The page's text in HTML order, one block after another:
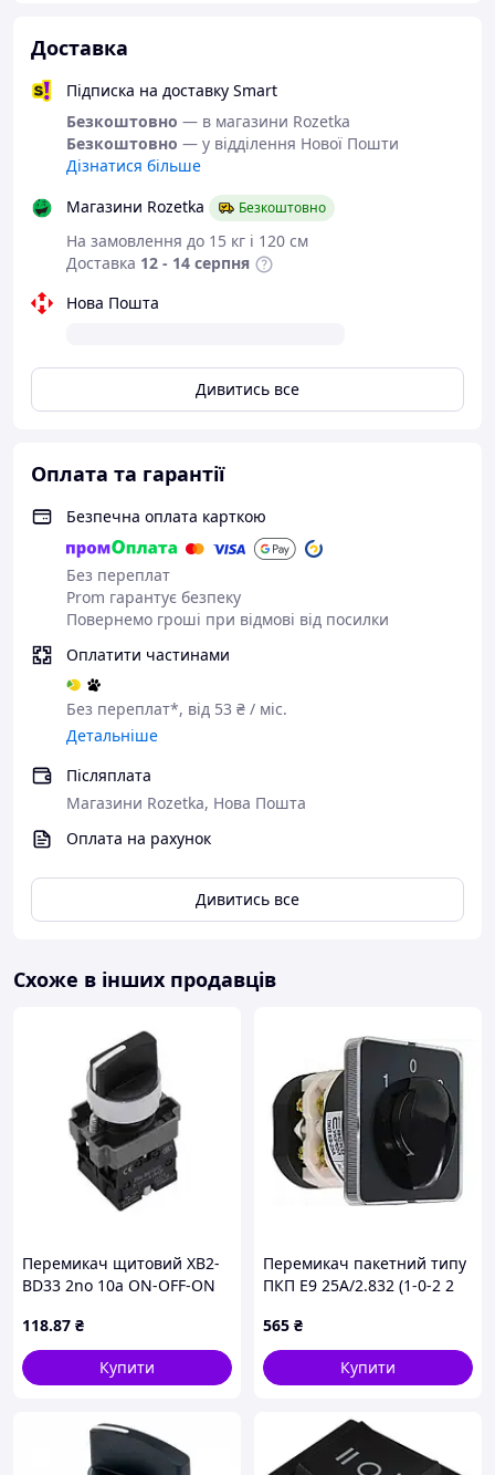
Доставка
Підписка на доставку Smart
Безкоштовно — в магазини Rozetka
Безкоштовно — у відділення Нової Пошти
Дізнатися більше
Магазини Rozetka
Безкоштовно
На замовлення до 15 кг і 120 см
Доставка 12 - 14 серпня
Нова Пошта
Дивитись все
Оплата та гарантії
Безпечна оплата карткою
Без переплат
Prom гарантує безпеку
Повернемо гроші при відмові від посилки
Оплатити частинами
Без переплат*, від 53 ₴ / міс.
Детальніше
Післяплата
Магазини Rozetka, Нова Пошта
Оплата на рахунок
Дивитись все
Схоже в інших продавців
Перемикач щитовий XB2-
BD33 2no 10a ON-OFF-ON
118.87 ₴
Купити
Перемикач пакетний типу
ПКП Е9 25А/2.832 (1-0-2 2
565 ₴
Купити